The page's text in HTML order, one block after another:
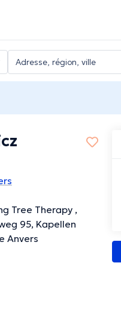
Tree Therapy ,
95, Kapellen
Anvers